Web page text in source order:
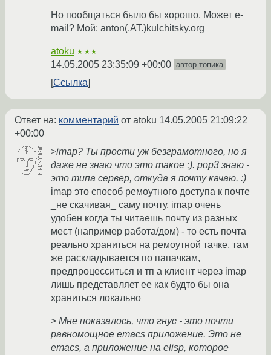
Но пообщаться было бы хорошо. Может e-
mail? Мой: anton(.AT.)kulchitsky.org
atoku ★★★
14.05.2005 23:35:09 +00:00 автор топика
Ссылка
Ответ на: комментарий от atoku 14.05.2005 21:09:22
+00:00
>imap? Ты прости уж безграмотного, но я
даже не знаю что это такое ;). pop3 знаю -
это типа сервер, откуда я почту качаю. :)
imap это способ ремоутного доступа к почте
_не скачивая_ саму почту, imap очень
удобен когда ты читаешь почту из разных
мест (например работа/дом) - то есть почта
реально храниться на ремоутной тачке, там
же раскладывается по папачкам,
предпроцесситься и тп а клиент через imap
лишь представляет ее как будто бы она
храниться локально
> Мне показалось, что гнус - это почти
равномощное emacs приложение. Это не
emacs, а приложение на elisp, которое